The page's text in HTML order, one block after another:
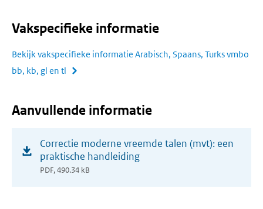
Vakspecifieke informatie
Bekijk vakspecifieke informatie Arabisch, Spaans, Turks vmbo
bb, kb, gl en tl
Aanvullende informatie
Correctie moderne vreemde talen (mvt): een
praktische handleiding
PDF, 490.34 kB